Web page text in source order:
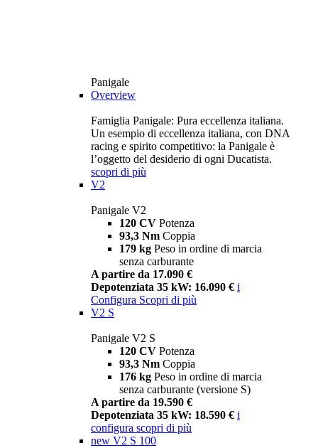
Panigale
Overview
Famiglia Panigale: Pura eccellenza italiana.
Un esempio di eccellenza italiana, con DNA
racing e spirito competitivo: la Panigale è
l’oggetto del desiderio di ogni Ducatista.
scopri di più
V2
Panigale V2
120 CV Potenza
93,3 Nm Coppia
179 kg Peso in ordine di marcia
senza carburante
A partire da 17.090 €
Depotenziata 35 kW: 16.090 € i
Configura Scopri di più
V2 S
Panigale V2 S
120 CV Potenza
93,3 Nm Coppia
176 kg Peso in ordine di marcia
senza carburante (versione S)
A partire da 19.590 €
Depotenziata 35 kW: 18.590 € i
configura scopri di più
new V2 S 100